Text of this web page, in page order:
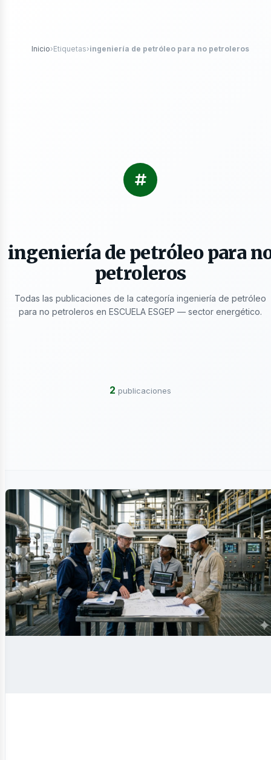
Inicio›Etiquetas›ingeniería de petróleo para no petroleros
ingeniería de petróleo para
petroleros
Todas las publicaciones de la categoría ingeniería de petróleo
para no petroleros en ESCUELA ESGEP — sector energético.
2 publicaciones